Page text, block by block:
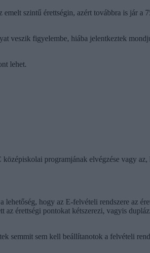
szintű érettségin, azért továbbra is jár a
veszik figyelembe, hiába jelentkeztek
lehet.
programjának elvégzése vagy
hogy az E-felvételi rendszere az
érettségi pontokat kétszerezi, vagyis
semmit sem kell beállítanotok a felvételi